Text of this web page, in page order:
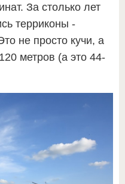
За столько лет
терриконы -
не просто кучи, а
метров (а это 44-